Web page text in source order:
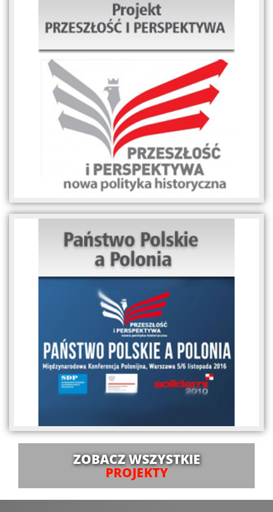
ZOBACZ WSZYSTKIE
PROJEKTY